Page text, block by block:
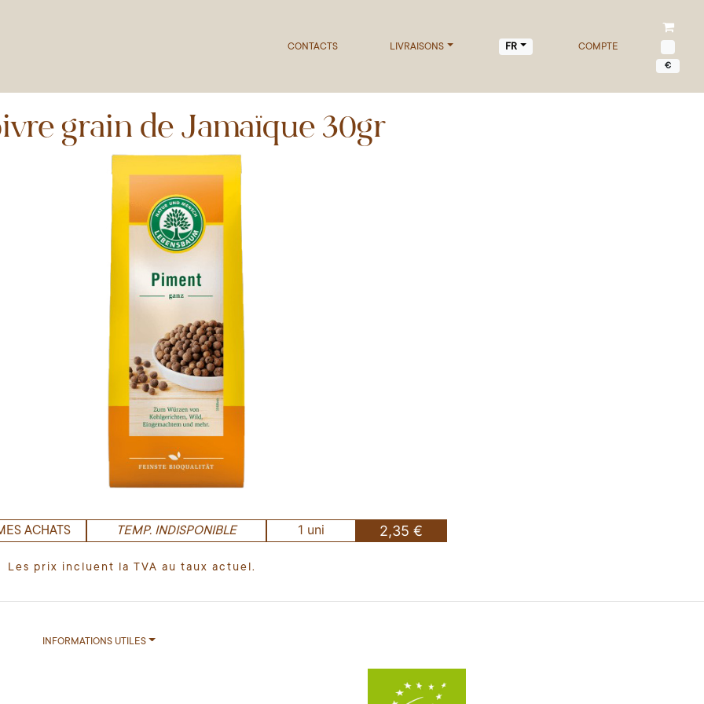
CONTACTS LIVRAISONS FR COMPTE
€
grain de Jamaïque 30gr
ACHATS TEMP. INDISPONIBLE 1 uni 2,35 €
Les prix incluent la TVA au taux actuel.
INFORMATIONS UTILES